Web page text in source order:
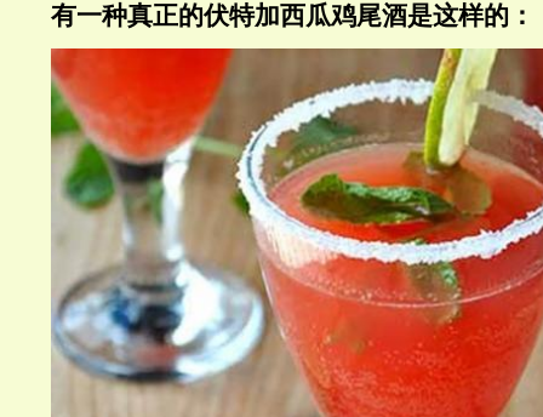
有一种真正的伏特加西瓜鸡尾酒是这样的：